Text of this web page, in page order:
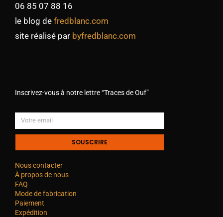
06 85 07 88 16
le blog de fredblanc.com
site réalisé par byfredblanc.com
Inscrivez-vous à notre lettre “Traces de Ouf”
SOUSCRIRE
Nous contacter
À propos de nous
FAQ
Mode de fabrication
Paiement
Expédition